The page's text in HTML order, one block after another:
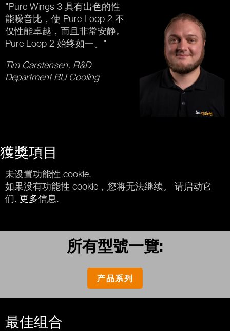
"Pure Wings 3 具有出色的性
能噪音比，使 Pure Loop 2 不
仅性能卓越，而且非常安静。
Pure Loop 2 始终如一。"
Tim Carstensen, R&D
Department BU Cooling
獲獎項目
未设置功能性 cookie.
如果没有功能性 cookie，您将无法继续。 请启动它
们. 更多信息.
所有型號一覽:
产品系列
最佳组合